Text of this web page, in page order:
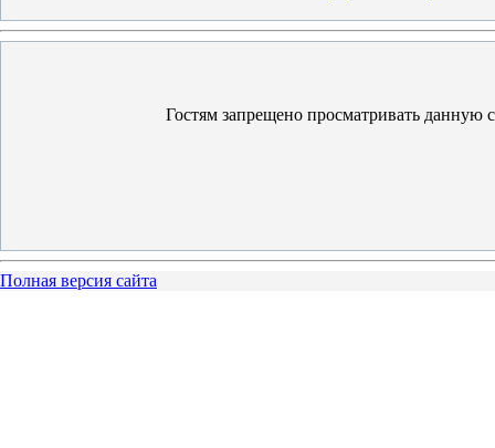
Гостям запрещено просматривать данную
Полная версия сайта